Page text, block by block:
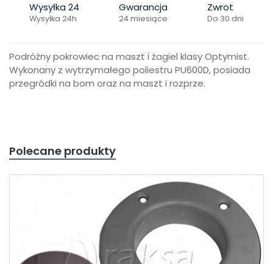
Wysyłka 24
Wysyłka 24h
Gwarancja
24 miesiące
Zwrot
Do 30 dni
Podróżny pokrowiec na maszt i żagiel klasy Optymist.
Wykonany z wytrzymałego poliestru PU600D, posiada
przegródki na bom oraz na maszt i rozprze.
Polecane produkty